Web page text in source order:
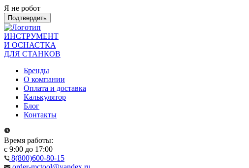
Я не робот
Подтвердить
ИНСТРУМЕНТ
И ОСНАСТКА
ДЛЯ СТАНКОВ
Бренды
О компании
Оплата и доставка
Калькулятор
Блог
Контакты
Время работы:
с 9:00 до 17:00
8(800)600-80-15